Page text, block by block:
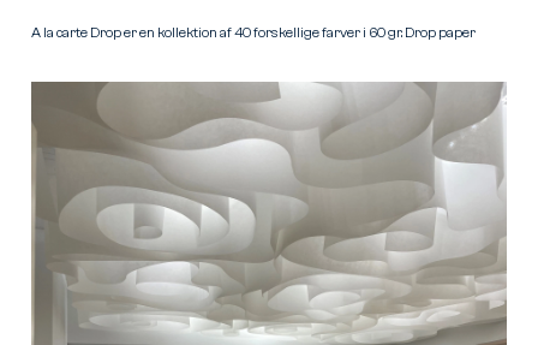
A la carte Drop er en kollektion af 40 forskellige farver i 60 gr. Drop paper